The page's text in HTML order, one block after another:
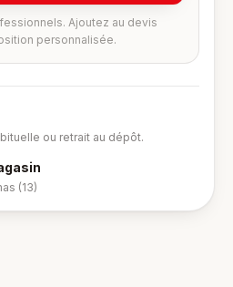
Ajoutez au devis
personnalisée.
ou retrait au dépôt.
(13)